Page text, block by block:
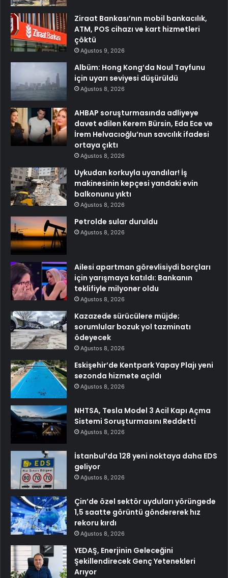
Ziraat Bankası’nın mobil bankacılık,
ATM, POS cihazı ve kart hizmetleri
çöktü
Ağustos 9, 2026
Albüm: Hong Kong’da Noul Tayfunu
için uyarı seviyesi düşürüldü
Ağustos 8, 2026
AHBAP soruşturmasında adliyeye
davet edilen Kerem Bürsin, Eda Ece ve
İrem Helvacıoğlu’nun savcılık ifadesi
ortaya çıktı
Ağustos 8, 2026
Uykudan korkuyla uyandılar! İş
makinesinin kepçesi yandaki evin
balkonunu yıktı
Ağustos 8, 2026
Petrolde sular duruldu
Ağustos 8, 2026
Ailesi apartman görevlisiydi borçları
için yarışmaya katıldı: Bankanın
teklifiyle milyoner oldu
Ağustos 8, 2026
Kazazede sürücülere müjde;
sorumlular bozuk yol tazminatı
ödeyecek
Ağustos 8, 2026
Eskişehir’de Kentpark Yapay Plajı yeni
sezonda hizmete açıldı
Ağustos 8, 2026
NHTSA, Tesla Model 3 Acil Kapı Açma
Sistemi Soruşturmasını Reddetti
Ağustos 8, 2026
İstanbul’da 128 yeni noktaya daha EDS
geliyor
Ağustos 8, 2026
Çin’de özel sektör uyduları yörüngede
1,5 saatte görüntü göndererek hız
rekoru kırdı
Ağustos 8, 2026
YEDAŞ, Enerjinin Geleceğini
Şekillendirecek Genç Yetenekleri
Arıyor